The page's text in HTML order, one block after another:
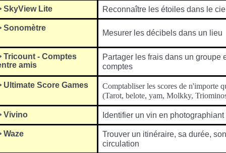
SkyView Lite Reconnaître les étoiles dans le
Sonomètre
Mesurer les décibels dans un lieu
Tricount - Comptes
amis
Partager les frais dans un groupe
comptes
Ultimate Score Games
Comptabliser les scores de n'importe
(Tarot, belote, yam, Molkky,
Vivino Identifier un vin en
Waze
Trouver un itinéraire, sa durée,
circulation